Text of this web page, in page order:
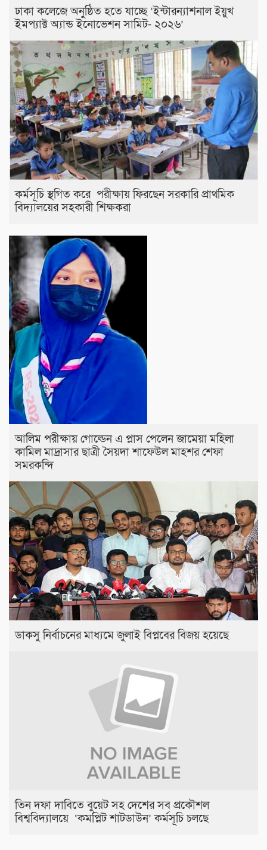
ঢাকা কলেজে অনুষ্ঠিত হতে যাচ্ছে ‘ইন্টারন্যাশনাল ইয়ুখ
ইমপ্যাক্ট অ্যান্ড ইনোভেশন সামিট- ২০২৬’
কর্মসূচি স্থগিত করে পরীক্ষায় ফিরছেন সরকারি প্রাথমিক
বিদ্যালয়ের সহকারী শিক্ষকরা
আলিম পরীক্ষায় গোল্ডেন এ প্লাস পেলেন জামেয়া মহিলা
কামিল মাদ্রাসার ছাত্রী সৈয়দা শাফেউল মাহশর শেফা
সমরকন্দি
ডাকসু নির্বাচনের মাধ্যমে জুলাই বিপ্লবের বিজয় হয়েছে
তিন দফা দাবিতে বুয়েট সহ দেশের সব প্রকৌশল
বিশ্ববিদ্যালয়ে ‘কমপ্লিট শাটডাউন’ কর্মসূচি চলছে